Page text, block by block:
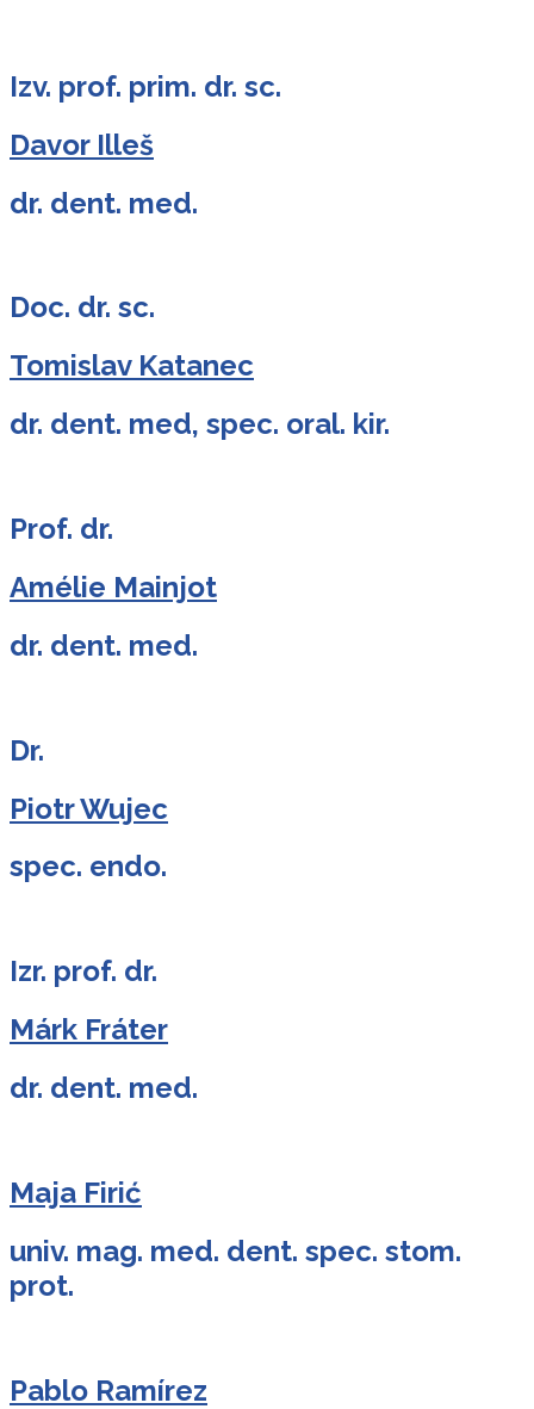
Izv. prof. prim. dr. sc.
Davor Illeš
dr. dent. med.
Doc. dr. sc.
Tomislav Katanec
dr. dent. med, spec. oral. kir.
Prof. dr.
Amélie Mainjot
dr. dent. med.
Dr.
Piotr Wujec
spec. endo.
Izr. prof. dr.
Márk Fráter
dr. dent. med.
Maja Firić
univ. mag. med. dent. spec. stom.
prot.
Pablo Ramírez